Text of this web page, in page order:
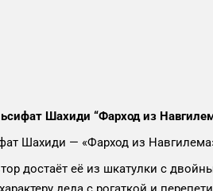
Шахиди “Фарход из
Шахиди — «Фарход из
достаёт её из шкатулки с